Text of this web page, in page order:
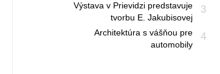
3
Výstava v Prievidzi predstavuje
tvorbu E. Jakubisovej
4
Architektúra s vášňou pre
automobily